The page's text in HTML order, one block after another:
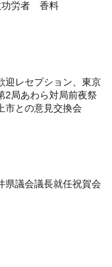
功労者 香料
迎レセプション、東京
2局あわら対局前夜祭
の意見交換会
県議会議長就任祝賀会